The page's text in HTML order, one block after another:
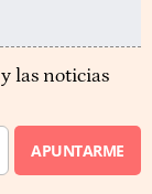
las noticias
APUNTARME